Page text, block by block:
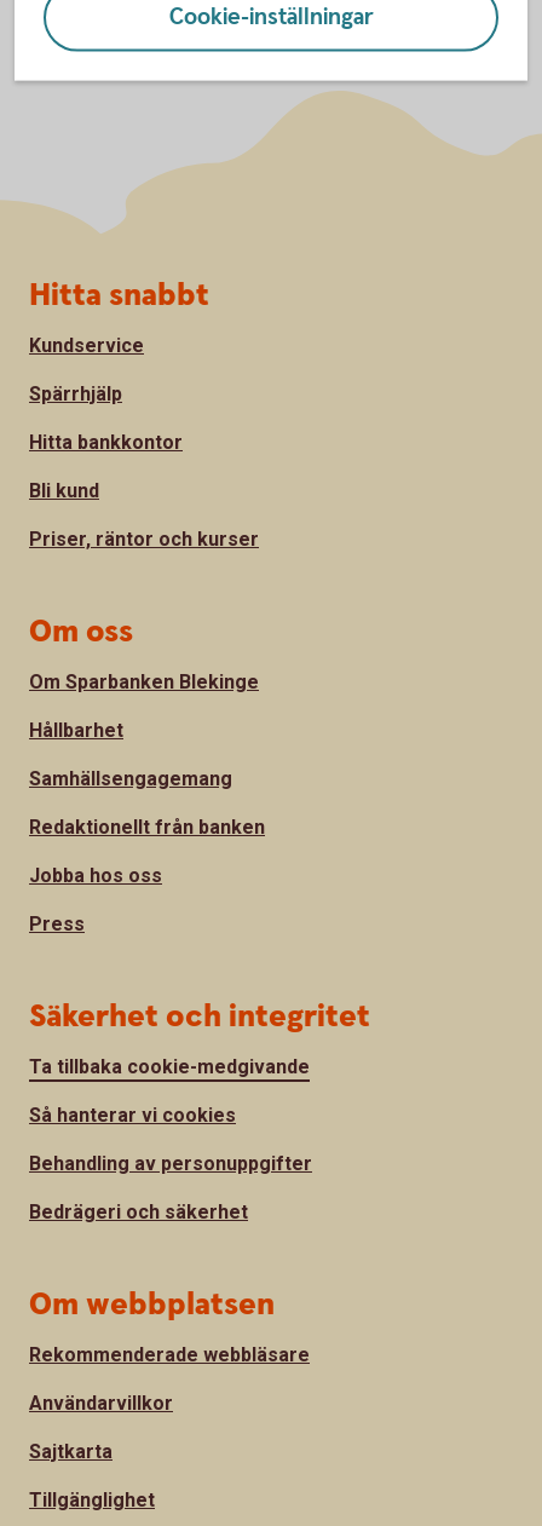
Cookie-inställningar
Sidfot
Hitta snabbt
Kundservice
Spärrhjälp
Hitta bankkontor
Bli kund
Priser, räntor och kurser
Om oss
Om Sparbanken Blekinge
Hållbarhet
Samhällsengagemang
Redaktionellt från banken
Jobba hos oss
Press
Säkerhet och integritet
Ta tillbaka cookie-medgivande
Så hanterar vi cookies
Behandling av personuppgifter
Bedrägeri och säkerhet
Om webbplatsen
Rekommenderade webbläsare
Användarvillkor
Sajtkarta
Tillgänglighet